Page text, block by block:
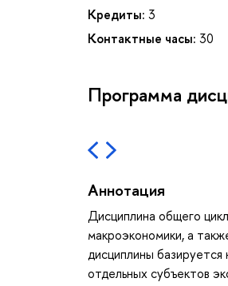
Кредиты: 3
Контактные часы: 30
Программа
Аннотация
Дисциплина общего
макроэкономики, а
дисциплины
отдельных субъектов